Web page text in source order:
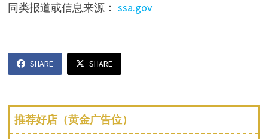
同类报道或信息来源： ssa.gov
SHARE SHARE
推荐好店（黄金广告位）